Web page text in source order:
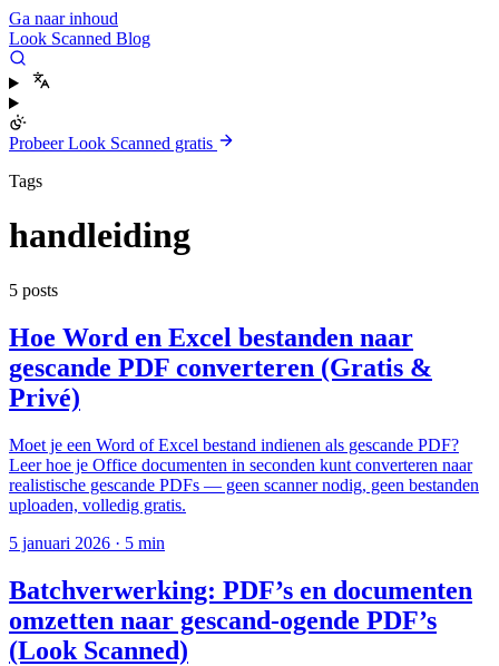
Ga naar inhoud
Look Scanned Blog
Probeer Look Scanned gratis
Tags
handleiding
5 posts
Hoe Word en Excel bestanden naar
gescande PDF converteren (Gratis &
Privé)
Moet je een Word of Excel bestand indienen als gescande PDF?
Leer hoe je Office documenten in seconden kunt converteren naar
realistische gescande PDFs — geen scanner nodig, geen bestanden
uploaden, volledig gratis.
5 januari 2026 · 5 min
Batchverwerking: PDF’s en documenten
omzetten naar gescand-ogende PDF’s
(Look Scanned)